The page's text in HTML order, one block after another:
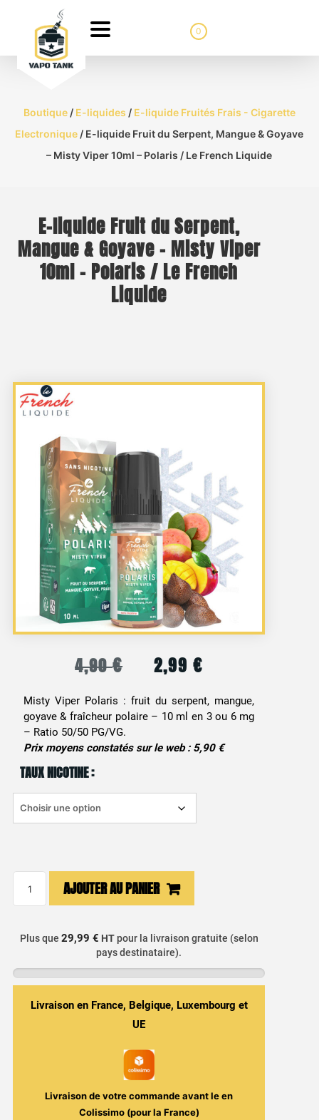
0
Boutique/ E-liquides / E-liquide Fruités Frais - Cigarette
Electronique / E-liquide Fruit du Serpent, Mangue & Goyave
– Misty Viper 10ml – Polaris / Le French Liquide
E-liquide Fruit du Serpent,
Mangue & Goyave – Misty Viper
10ml – Polaris / Le French
Liquide
4,90€
Le
prix
initial
était :
2,99€
prix
actuel
est :
Misty Viper Polaris : fruit du serpent, mangue,
goyave & fraîcheur polaire – 10 ml en 3 ou 6 mg
– Ratio 50/50 PG/VG.
Prix moyens constatés sur le web : 5,90 €
TAUX NICOTINE :
liquide
du
Serpent,
Mangue
AJOUTER AU PANIER
Plus que 29,99 € HTpour la livraison gratuite (selon
pays destinataire).
Livraison en France, Belgique, Luxembourg et
UE
Livraison de votre commande avant leen
Colissimo (pour la France)